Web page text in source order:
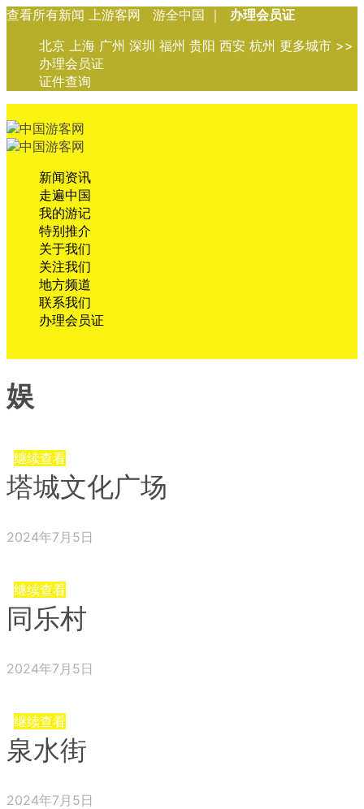
查看所有新闻 上游客网 游全中国 ｜
办理会员证
北京 上海 广州 深圳 福州 贵阳 西安 杭州 更多城市 >>
办理会员证
证件查询
新闻资讯
走遍中国
我的游记
特别推介
关于我们
关注我们
地方频道
联系我们
办理会员证
娱
继续查看
塔城文化广场
2024年7月5日
继续查看
同乐村
2024年7月5日
继续查看
泉水街
2024年7月5日